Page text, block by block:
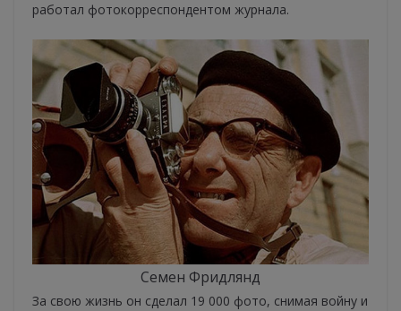
работал фотокорреспондентом журнала.
Семен Фридлянд
За свою жизнь он сделал 19 000 фото, снимая войну и